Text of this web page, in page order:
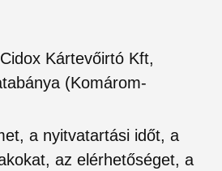
Kártevőirtó Kft,
(Komárom-
a nyitvatartási időt, a
az elérhetőséget, a